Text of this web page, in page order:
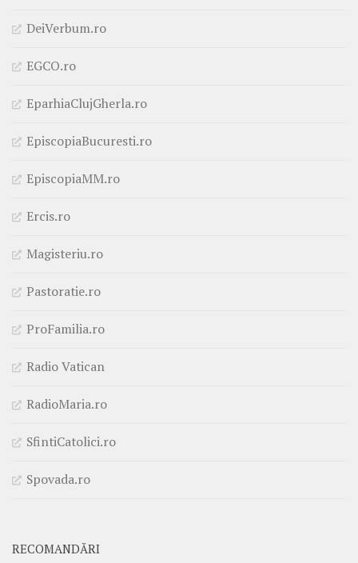
DeiVerbum.ro
EGCO.ro
EparhiaClujGherla.ro
EpiscopiaBucuresti.ro
EpiscopiaMM.ro
Ercis.ro
Magisteriu.ro
Pastoratie.ro
ProFamilia.ro
Radio Vatican
RadioMaria.ro
SfintiCatolici.ro
Spovada.ro
RECOMANDĂRI